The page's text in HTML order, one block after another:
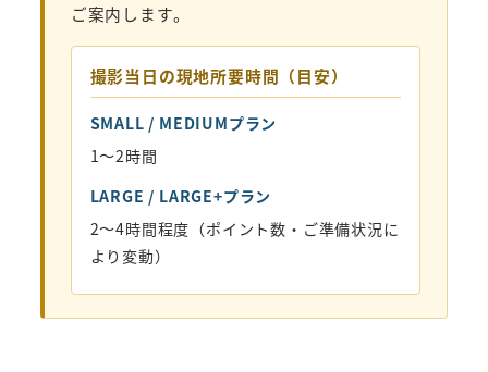
ご案内します。
撮影当日の現地所要時間（目安）
SMALL / MEDIUMプラン
1〜2時間
LARGE / LARGE+プラン
2〜4時間程度（ポイント数・ご準備状況に
より変動）